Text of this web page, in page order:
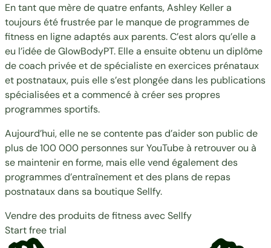
En tant que mère de quatre enfants, Ashley Keller a
toujours été frustrée par le manque de programmes de
fitness en ligne adaptés aux parents. C’est alors qu’elle a
eu l’idée deGlowBodyPT. Elle a ensuite obtenu un diplôme
de coach privée et de spécialiste en exercices prénataux
et postnataux, puis elle s’est plongée dans les publications
spécialisées et a commencé à créer ses propres
programmes sportifs.
Aujourd’hui, elle ne se contente pas d’aider son public de
plus de 100 000 personnes sur YouTube à retrouver ou à
se maintenir en forme, mais elle vend également des
programmes d’entraînement et des plans de repas
postnataux dans sa boutique Sellfy.
Vendre des produits de fitness avec Sellfy
Start free trial